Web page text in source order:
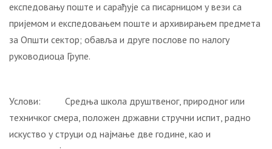
експедовању поште и сарађује са писарницом у вези са
пријемом и експедовањем поште и архивирањем предмета
за Општи сектор; обавља и друге послове по налогу
руководиоца Групе.
Услови: Средња школа друштвеног, природног или
техничког смера, положен државни стручни испит, радно
искуство у струци од најмање две године, као и